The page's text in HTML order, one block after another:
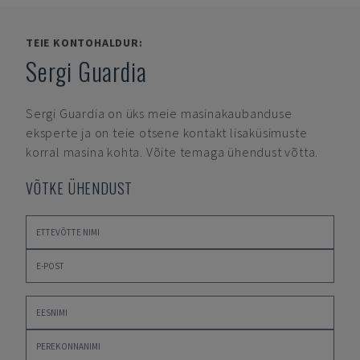
TEIE KONTOHALDUR:
Sergi Guardia
Sergi Guardia on üks meie masinakaubanduse
eksperte ja on teie otsene kontakt lisaküsimuste
korral masina kohta. Võite temaga ühendust võtta.
VÕTKE ÜHENDUST